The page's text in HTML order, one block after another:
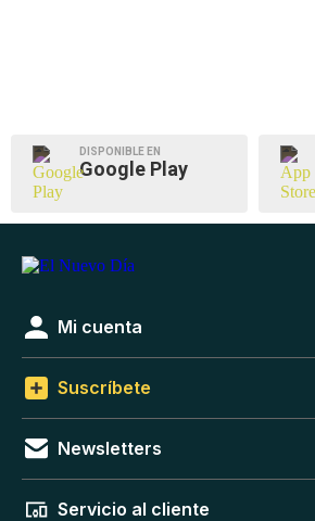
DISPONIBLE EN
Google Play
Mi cuenta
Suscríbete
Newsletters
Servicio al cliente